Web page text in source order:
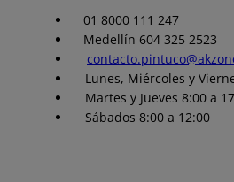
01 8000 111 247
Medellín 604 325 2523
Lunes, Miércoles y
Martes y Jueves 8:00 a
Sábados 8:00 a 12:00